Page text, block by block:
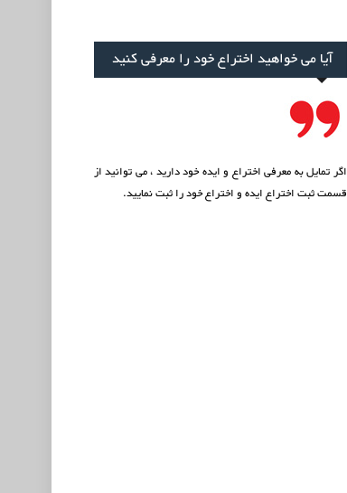
آیا می خواهید اختراع خود را معرفی کنید
اگر تمایل به معرفی اختراع و ایده خود دارید ، می توانید از
قسمتثبت اختراع ایدهو اختراع خود را ثبت نمایید.